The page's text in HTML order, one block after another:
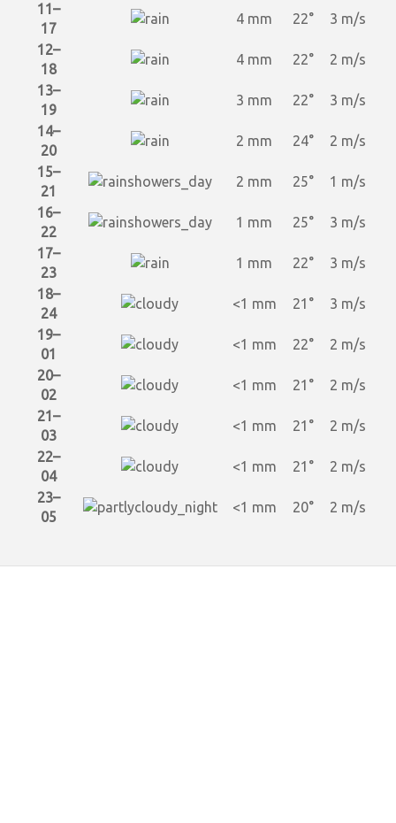
11–
17
4 mm 22°
3 m/s
12–
18
4 mm 22°
2 m/s
13–
19
3 mm 22°
3 m/s
14–
20
2 mm 24°
2 m/s
15–
21
2 mm 25°
1 m/s
16–
22
1 mm 25°
3 m/s
17–
23
1 mm 22°
3 m/s
18–
24
<1 mm 21°
3 m/s
19–
01
<1 mm 22°
2 m/s
20–
02
<1 mm 21°
2 m/s
21–
03
<1 mm 21°
2 m/s
22–
04
<1 mm 21°
2 m/s
23–
05
<1 mm 20° 2 m/s